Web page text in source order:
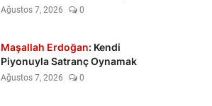
Ağustos 7, 2026 0
Maşallah Erdoğan: Kendi
Piyonuyla Satranç Oynamak
Ağustos 7, 2026 0